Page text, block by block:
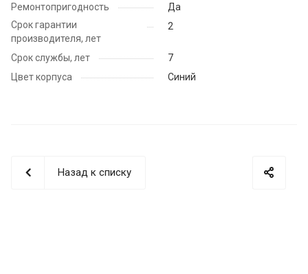
Ремонтопригодность
Да
Срок гарантии
производителя, лет
2
Срок службы, лет
7
Цвет корпуса
Синий
Назад к списку